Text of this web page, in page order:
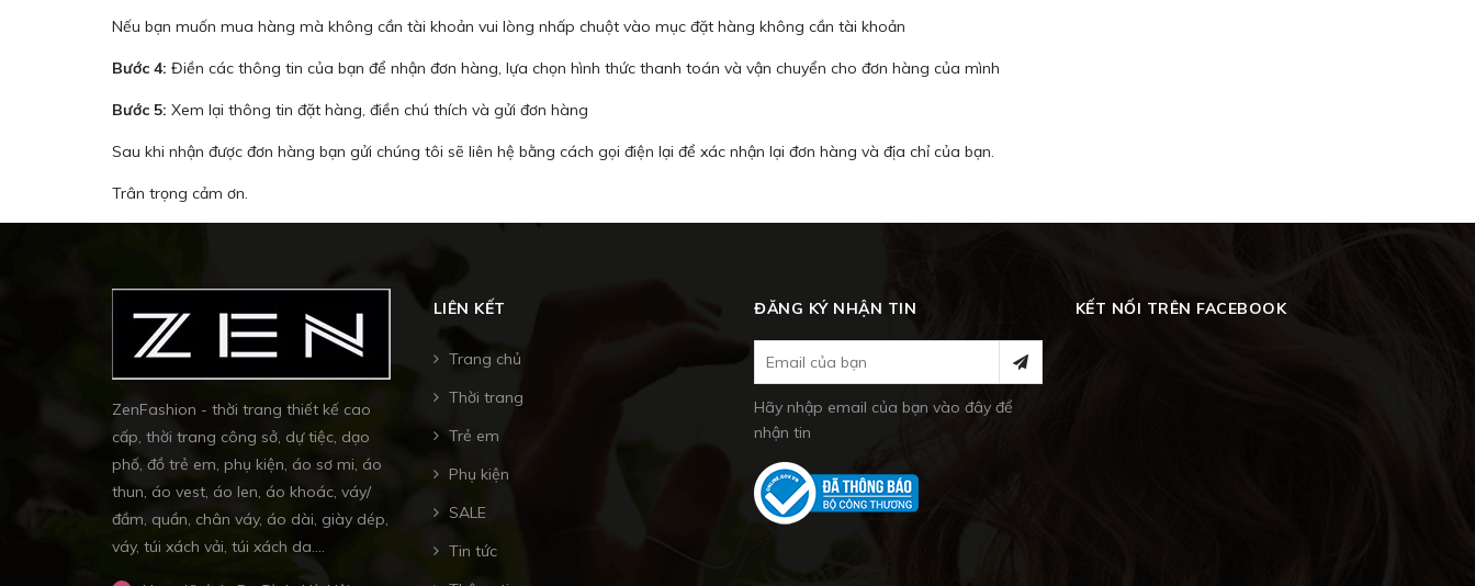
Nếu bạn muốn mua hàng mà không cần tài khoản vui lòng nhấp chuột vào mục đặt hàng không cần tài khoản
Bước 4: Điền các thông tin của bạn để nhận đơn hàng, lựa chọn hình thức thanh toán và vận chuyển cho đơn hàng của mình
Bước 5: Xem lại thông tin đặt hàng, điền chú thích và gửi đơn hàng
Sau khi nhận được đơn hàng bạn gửi chúng tôi sẽ liên hệ bằng cách gọi điện lại để xác nhận lại đơn hàng và địa chỉ của bạn.
Trân trọng cảm ơn.
ZenFashion - thời trang thiết kế cao
cấp, thời trang công sở, dự tiệc, dạo
phố, đồ trẻ em, phụ kiện, áo sơ mi, áo
thun, áo vest, áo len, áo khoác, váy/
đầm, quần, chân váy, áo dài, giày dép,
váy, túi xách vải, túi xách da....
LIÊN KẾT
Trang chủ
Thời trang
Trẻ em
Phụ kiện
SALE
Tin tức
ĐĂNG KÝ NHẬN TIN
Hãy nhập email của bạn vào đây để
nhận tin
KẾT NỐI TRÊN FACEBOOK